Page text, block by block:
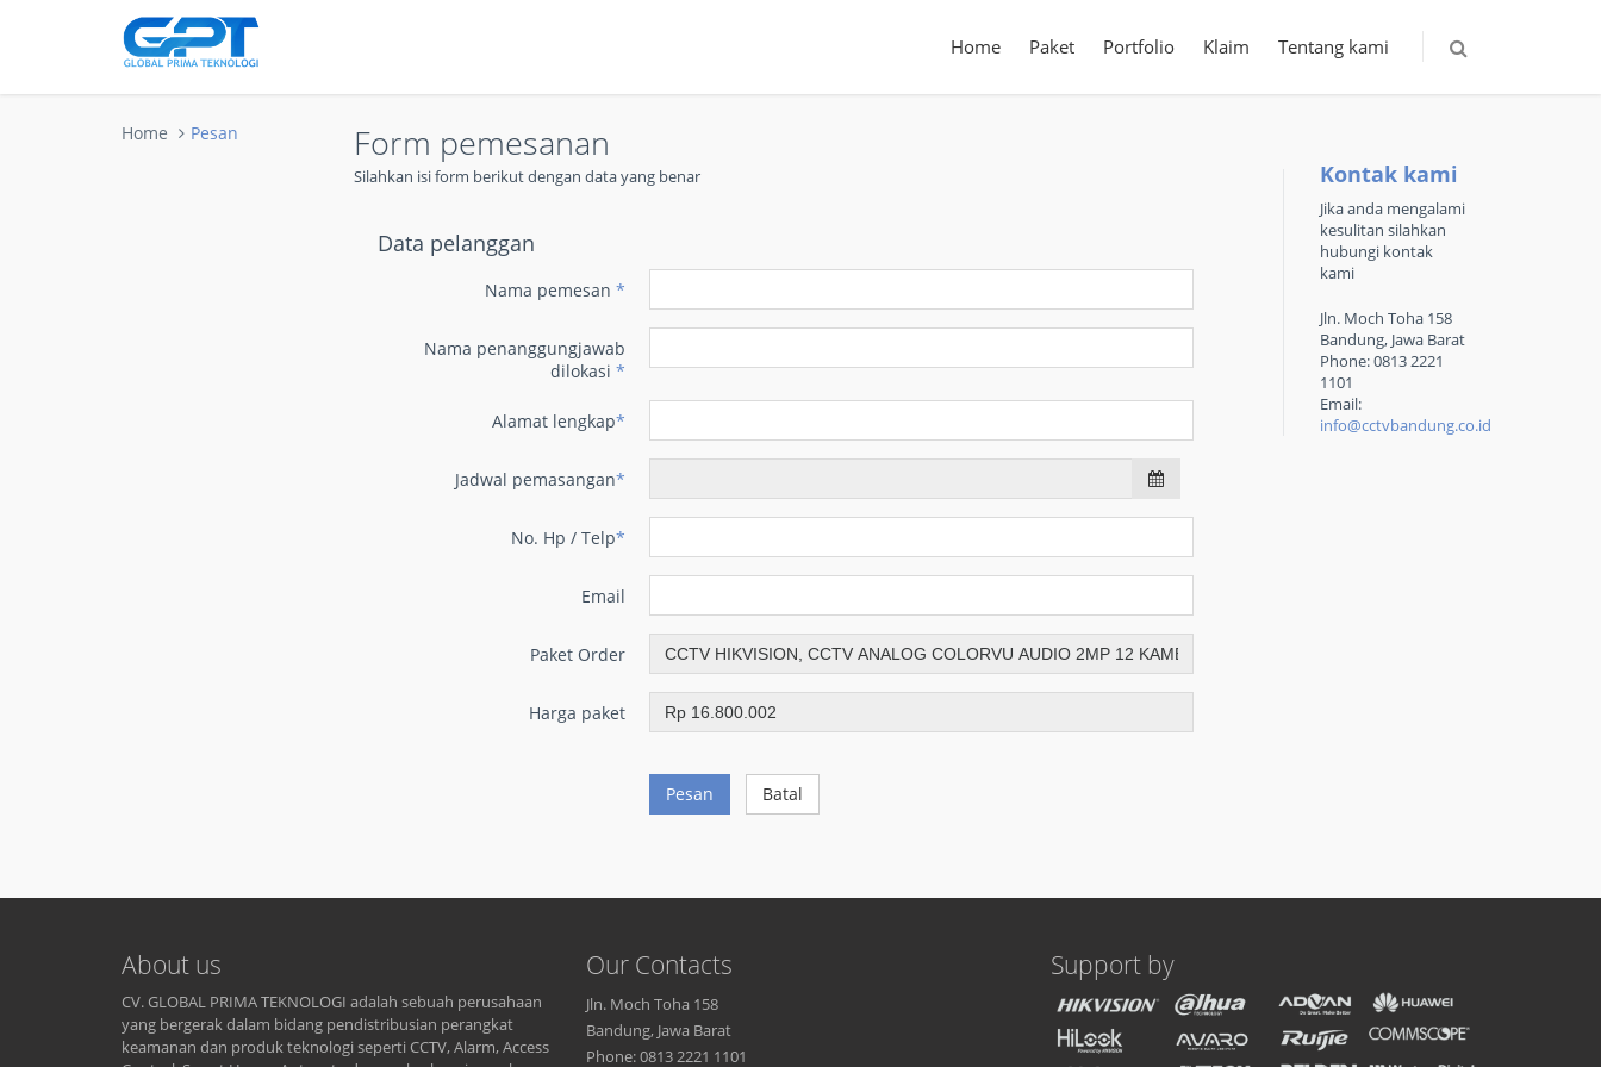
Home Paket Portfolio Klaim Tentang kami
Home Pesan Form pemesanan
Silahkan isi form berikut dengan data yang benar
Data pelanggan
Nama pemesan*
Nama penanggungjawab
dilokasi*
Alamat lengkap*
Jadwal pemasangan*
No. Hp / Telp*
Email
Paket Order
Harga paket
Pesan Batal
Kontak kami
Jika anda mengalami
kesulitan silahkan
hubungi kontak
kami
Jln. Moch Toha 158
Bandung, Jawa Barat
Phone: 0813 2221
1101
Email:
info@cctvbandung.co.id
About us
CV. GLOBAL PRIMA TEKNOLOGI adalah sebuah perusahaan
yang bergerak dalam bidang pendistribusian perangkat
keamanan dan produk teknologi seperti CCTV, Alarm, Access
Our Contacts
Jln. Moch Toha 158
Bandung, Jawa Barat
Phone: 0813 2221 1101
Support by